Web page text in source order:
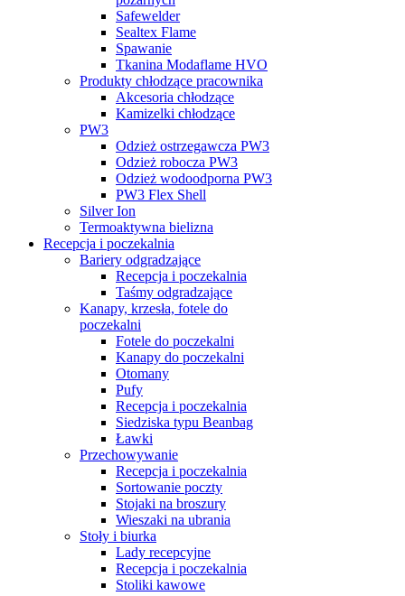
Safewelder
Sealtex Flame
Spawanie
Tkanina Modaflame HVO
Produkty chłodzące pracownika
Akcesoria chłodzące
Kamizelki chłodzące
PW3
Odzież ostrzegawcza PW3
Odzież robocza PW3
Odzież wodoodporna PW3
PW3 Flex Shell
Silver Ion
Termoaktywna bielizna
Recepcja i poczekalnia
Bariery odgradzające
Recepcja i poczekalnia
Taśmy odgradzające
Kanapy, krzesła, fotele do
poczekalni
Fotele do poczekalni
Kanapy do poczekalni
Otomany
Pufy
Recepcja i poczekalnia
Siedziska typu Beanbag
Ławki
Przechowywanie
Recepcja i poczekalnia
Sortowanie poczty
Stojaki na broszury
Wieszaki na ubrania
Stoły i biurka
Lady recepcyjne
Recepcja i poczekalnia
Stoliki kawowe